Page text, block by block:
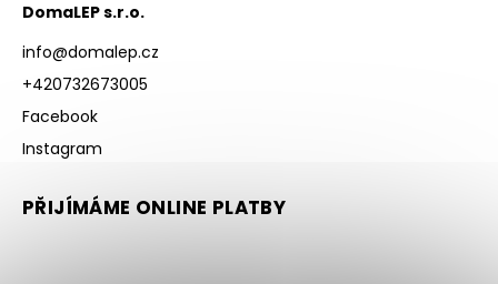
DomaLEP s.r.o.
info@domalep.cz
+420732673005
Facebook
Instagram
PŘIJÍMÁME ONLINE PLATBY